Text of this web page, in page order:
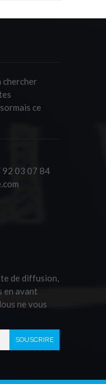
chercher
ce
03 07 84
de diffusion,
en avant
ne vous